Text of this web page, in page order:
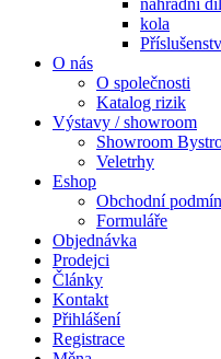
náhradní
kola
O nás
O společnosti
Katalog rizik
Výstavy / showroom
Showroom
Veletrhy
Eshop
Obchodní
Formuláře
Objednávka
Prodejci
Články
Kontakt
Přihlášení
Registrace